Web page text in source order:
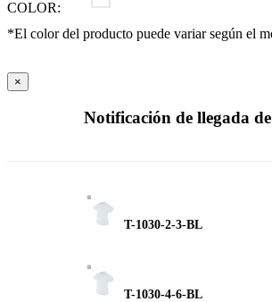
COLOR:
*El color del producto puede variar según el
×
Notificación de llegada
T-1030-2-3-BL
T-1030-4-6-BL